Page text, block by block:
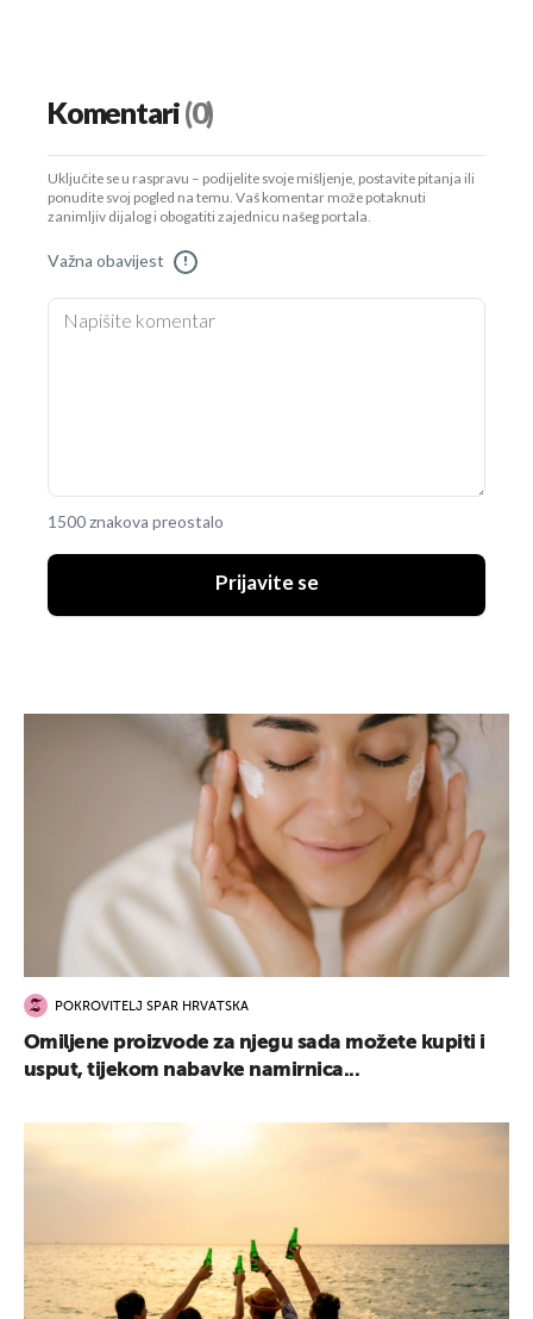
Komentari(0)
Uključite se u raspravu – podijelite svoje mišljenje, postavite pitanja ili
ponudite svoj pogled na temu. Vaš komentar može potaknuti
zanimljiv dijalog i obogatiti zajednicu našeg portala.
Važna obavijest !
1500 znakova preostalo
Prijavite se
POKROVITELJ SPAR HRVATSKA
Omiljene proizvode za njegu sada možete kupiti i
usput, tijekom nabavke namirnica...